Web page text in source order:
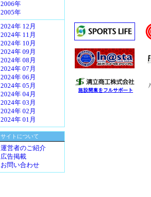
2006年
2005年
2024年 12月
2024年 11月
2024年 10月
2024年 09月
2024年 08月
2024年 07月
2024年 06月
2024年 05月
2024年 04月
2024年 03月
2024年 02月
2024年 01月
サイトについて
運営者のご紹介
広告掲載
お問い合わせ